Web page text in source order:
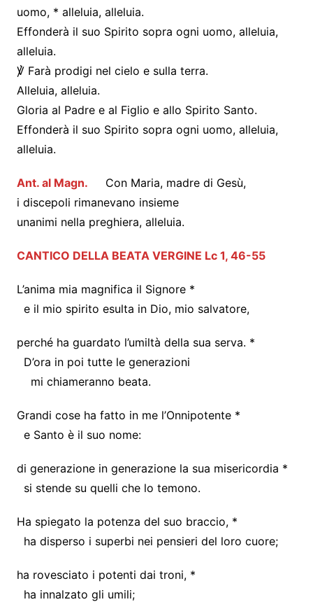
uomo, * alleluia, alleluia.
Effonderà il suo Spirito sopra ogni uomo, alleluia,
alleluia.
℣ Farà prodigi nel cielo e sulla terra.
Alleluia, alleluia.
Gloria al Padre e al Figlio e allo Spirito Santo.
Effonderà il suo Spirito sopra ogni uomo, alleluia,
alleluia.
Ant. al Magn. Con Maria, madre di Gesù,
i discepoli rimanevano insieme
unanimi nella preghiera, alleluia.
CANTICO DELLA BEATA VERGINE Lc 1, 46-55
L’anima mia magnifica il Signore *
e il mio spirito esulta in Dio, mio salvatore,
perché ha guardato l’umiltà della sua serva. *
D’ora in poi tutte le generazioni
mi chiameranno beata.
Grandi cose ha fatto in me l’Onnipotente *
e Santo è il suo nome:
di generazione in generazione la sua misericordia *
si stende su quelli che lo temono.
Ha spiegato la potenza del suo braccio, *
ha disperso i superbi nei pensieri del loro cuore;
ha rovesciato i potenti dai troni, *
ha innalzato gli umili;